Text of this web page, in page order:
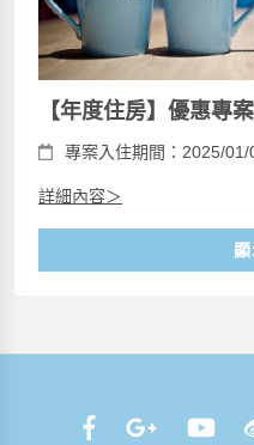
【年度住房】優惠專案
專案入住期間：2025/01/
詳細內容＞
顯